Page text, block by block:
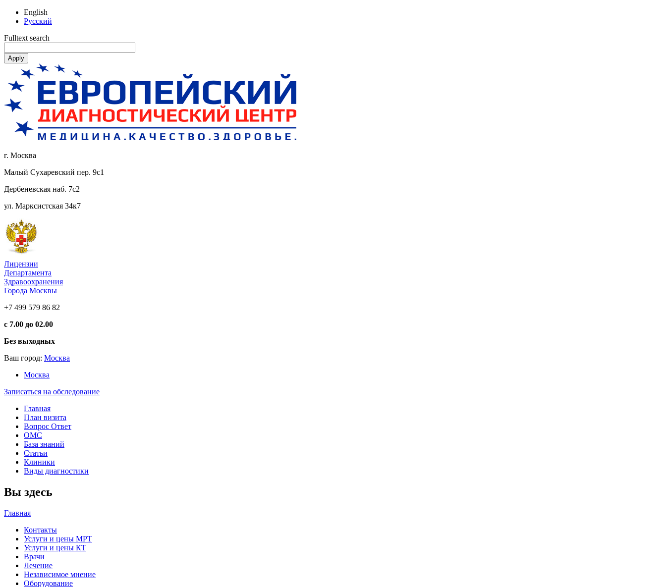
English
Русский
Fulltext search
г. Москва
Малый Сухаревский пер. 9с1
Дербеневская наб. 7с2
ул. Марксистская 34к7
Лицензии
Департамента
Здравоохранения
Города Москвы
+7 499 579 86 82
с 7.00 до 02.00
Без выходных
Ваш город: Москва
Москва
Записаться на обследование
Главная
План визита
Вопрос Ответ
ОМС
База знаний
Статьи
Клиники
Виды диагностики
Вы здесь
Главная
Контакты
Услуги и цены МРТ
Услуги и цены КТ
Врачи
Лечение
Независимое мнение
Оборудование